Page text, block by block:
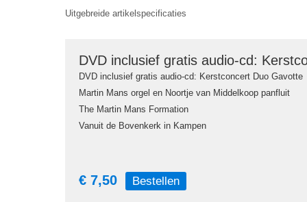
Uitgebreide artikelspecificaties
DVD inclusief gratis audio-cd:
DVD inclusief gratis audio-cd: Kerstconcert Duo Gavotte
Martin Mans orgel en Noortje van Middelkoop panfluit
The Martin Mans Formation
Vanuit de Bovenkerk in Kampen
€ 7,50 Bestellen